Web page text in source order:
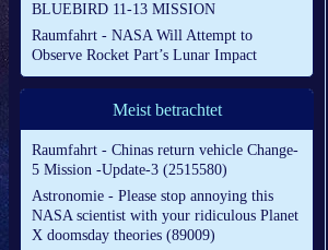
BLUEBIRD 11-13 MISSION
Raumfahrt - NASA Will Attempt to
Observe Rocket Part’s Lunar Impact
Meist betrachtet
Raumfahrt - Chinas return vehicle Change-
5 Mission -Update-3 (2515580)
Astronomie - Please stop annoying this
NASA scientist with your ridiculous Planet
X doomsday theories (89009)